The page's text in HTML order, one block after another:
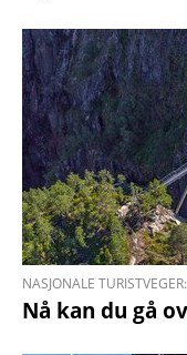
NASJONALE TURISTVEGER:
Nå kan du gå